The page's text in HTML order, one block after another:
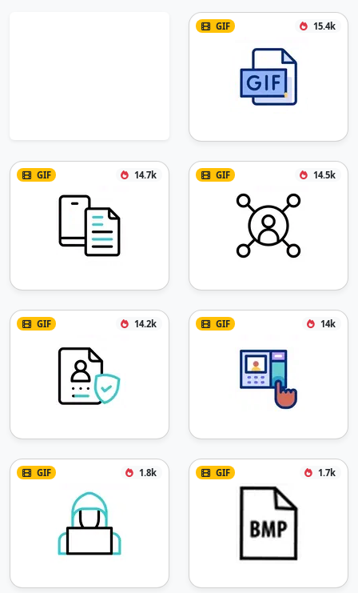
GIF 15.4k
GIF 14.7k GIF 14.5k
GIF 14.2k GIF 14k
GIF 1.8k GIF 1.7k